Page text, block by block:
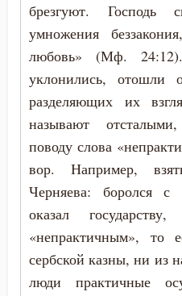
Жизнь
Жизнь вечная
Заповеди
Икона
Искушение
Исправление
Иаков Низибийский
Игнатий Антиохийский
Игнатий Брянчанинов
Иларион Оптинский
Илия Екдик
Иоанн (Максимович)
Иоанн Дамаскин
брезгуют. Господь
умножения
любовь» (Мф.
уклонились,
разделяющих их
называют
поводу слова
вор. Например,
Черняева: боролся с
оказал
«непрактичным», то
сербской казны, ни из
люди практичные